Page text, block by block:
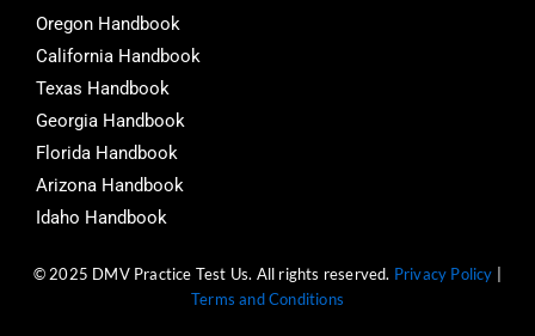
Oregon Handbook
California Handbook
Texas Handbook
Georgia Handbook
Florida Handbook
Arizona Handbook
Idaho Handbook
© 2025 DMV Practice Test Us. All rights reserved. Privacy Policy
Terms and Conditions